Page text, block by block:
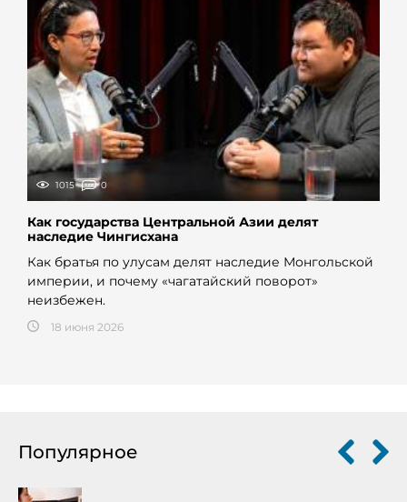
1015 0
Как государства Центральной Азии делят
наследие Чингисхана
Как братья по улусам делят наследие Монгольской
империи, и почему «чагатайский поворот»
неизбежен.
18 июня 2026
Популярное